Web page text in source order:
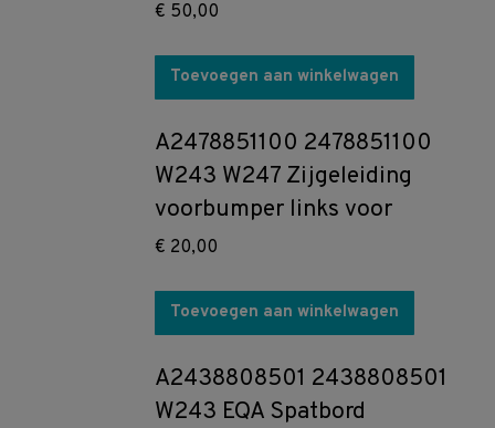
€ 50,00
Toevoegen aan winkelwagen
A2478851100 2478851100
W243 W247 Zijgeleiding
voorbumper links voor
€ 20,00
Toevoegen aan winkelwagen
A2438808501 2438808501
W243 EQA Spatbord